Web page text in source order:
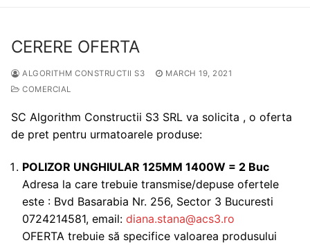
CERERE OFERTA
ALGORITHM CONSTRUCTII S3
MARCH 19, 2021
COMERCIAL
SC Algorithm Constructii S3 SRL va solicita , o oferta
de pret pentru urmatoarele produse:
POLIZOR UNGHIULAR 125MM 1400W = 2 Buc
Adresa la care trebuie transmise/depuse ofertele
este : Bvd Basarabia Nr. 256, Sector 3 Bucuresti
0724214581, email: diana.stana@acs3.ro
OFERTA trebuie să specifice valoarea produsului